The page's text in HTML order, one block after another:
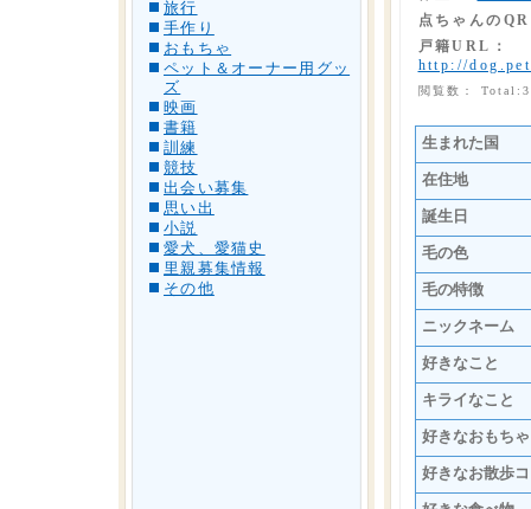
旅行
手作り
おもちゃ
ペット＆オーナー用グッ
ズ
映画
書籍
訓練
競技
出会い募集
思い出
小説
愛犬、愛猫史
里親募集情報
その他
点ちゃんの
戸籍URL：
http://
閲覧数：
生まれた国
在住地
誕生日
毛の色
毛の特徴
ニックネーム
好きなこと
キライなこと
好きなおもちゃ
好きなお散歩